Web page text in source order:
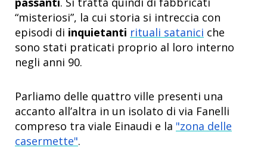
“misteriosi”, la cui storia si intreccia con
episodi di inquietanti rituali satanici che
sono stati praticati proprio al loro interno
negli anni 90.
Parliamo delle quattro ville presenti una
accanto all’altra in un isolato di via Fanelli
compreso tra viale Einaudi e la "zona delle
casermette".